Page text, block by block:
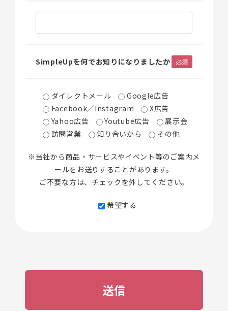
SimpleUpを何でお知りになりましたか 必須
ダイレクトメール
Google広告
Facebook／Instagram
X広告
Yahoo広告
Youtube広告
展示会
訪問営業
知り合いから その他
※当社から商品・サービスやイベント等のご案内メ
ールをお送りすることがあります。
ご不要な方は、チェックを外してください。
希望する